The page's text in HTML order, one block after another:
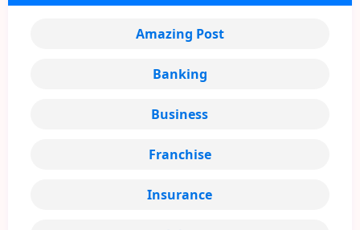
Amazing Post
Banking
Business
Franchise
Insurance